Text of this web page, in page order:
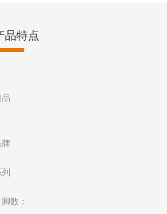
品特点
品
牌
列
数：